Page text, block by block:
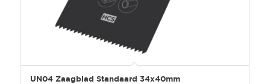
UN04 Zaagblad Standaard 34x40mm